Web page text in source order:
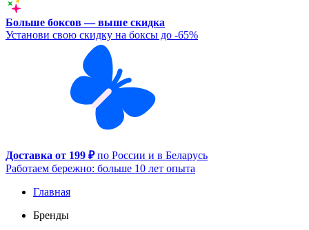
Больше боксов — выше скидка
Установи свою скидку на боксы до -65%
Доставка от 199 ₽по России и в Беларусь
Работаем бережно: больше 10 лет опыта
Главная
Бренды